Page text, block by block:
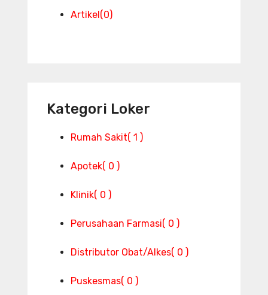
Artikel(0)
Kategori Loker
Rumah Sakit( 1 )
Apotek( 0 )
Klinik( 0 )
Perusahaan Farmasi( 0 )
Distributor Obat/Alkes( 0 )
Puskesmas( 0 )